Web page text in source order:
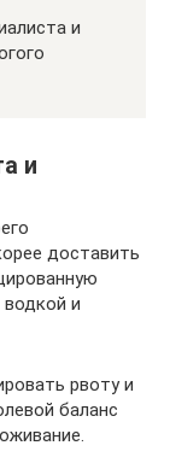
и
и
доставить
и
рвоту и
баланс